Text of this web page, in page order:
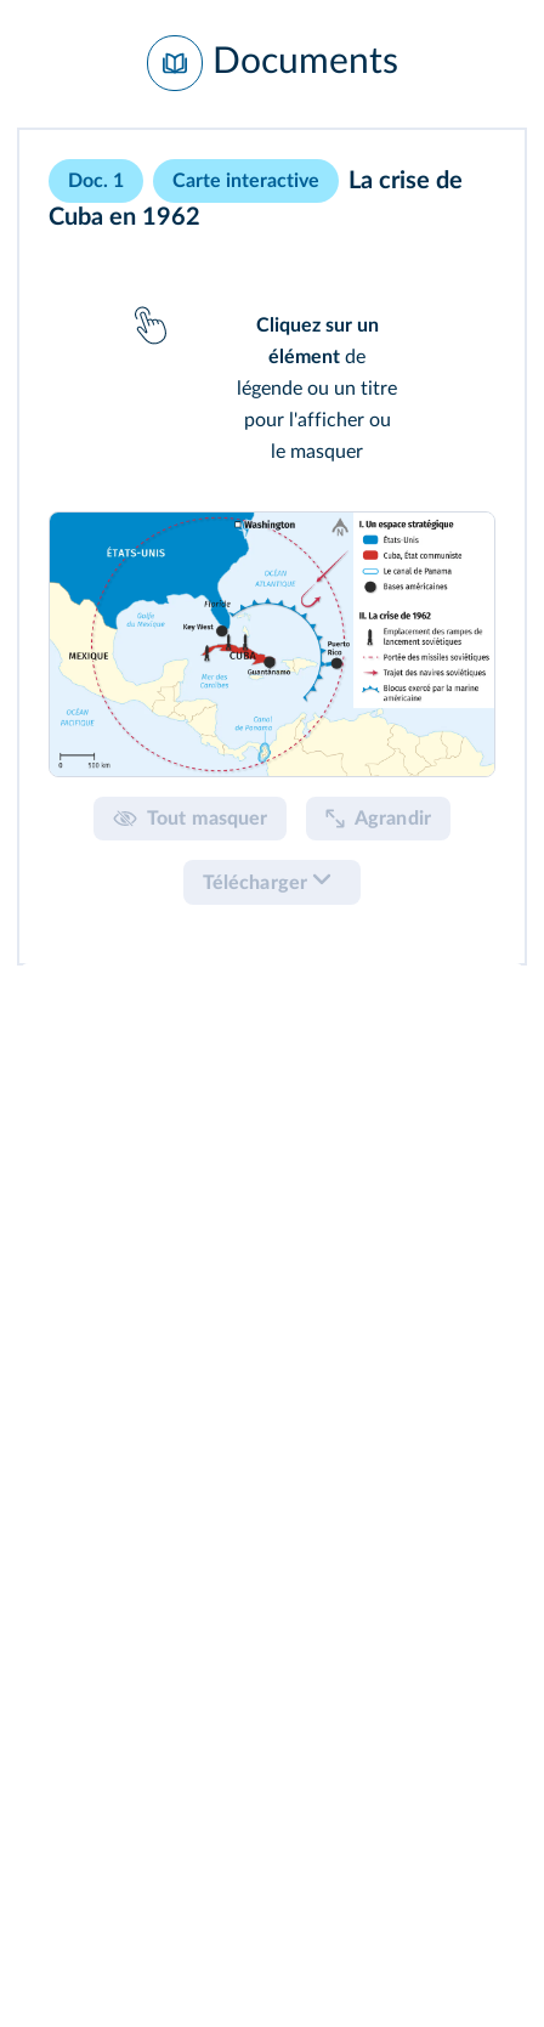
Documents
Doc. 1 Carte interactive
La crise de
Cuba en 1962
Cliquez sur un
élément de
légende ou un titre
pour l'afficher ou
le masquer
Tout masquer Agrandir
Télécharger